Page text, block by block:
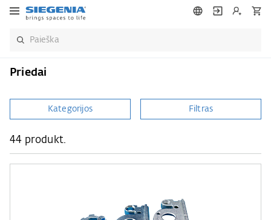
Priedai
Kategorijos Filtras
44 produkt.